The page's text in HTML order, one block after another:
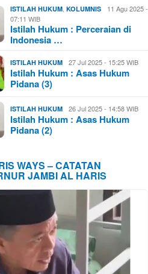
ISTILAH HUKUM ,KOLUMNIS
11 Agu 2025 -
07:11 WIB
Istilah Hukum : Perceraian di
Indonesia …
ISTILAH HUKUM 27 Jul 2025 - 15:25 WIB
Istilah Hukum : Asas Hukum
Pidana (3)
ISTILAH HUKUM 26 Jul 2025 - 14:58 WIB
Istilah Hukum : Asas Hukum
Pidana (2)
WAYS – CATATAN
JAMBI AL HARIS